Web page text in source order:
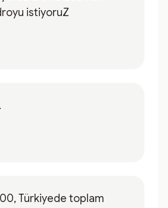
istiyoruZ
Türkiyede toplam